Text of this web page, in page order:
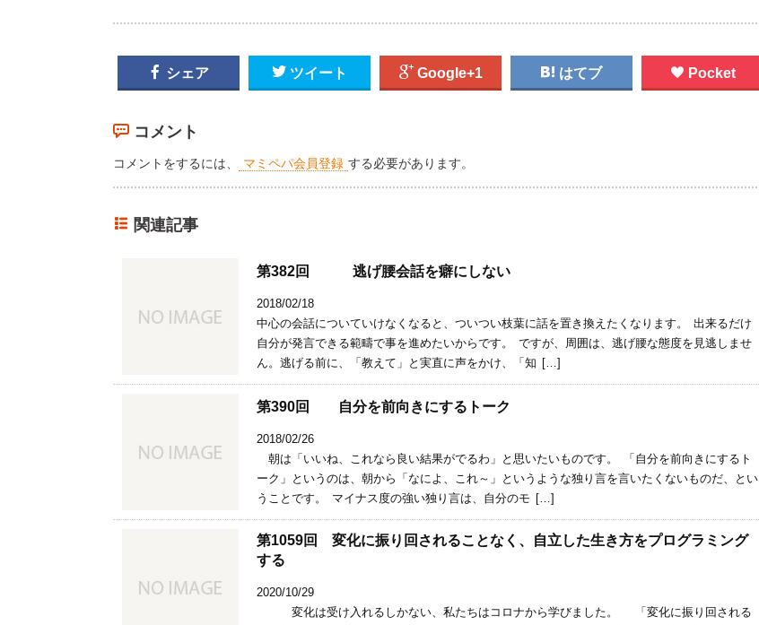
 シェア  ツイート  Google+1  はてブ  Pocket
コメント
コメントをするには、 マミペパ会員登録 する必要があります。
関連記事
第382回 逃げ腰会話を癖にしない
2018/02/18
中心の会話についていけなくなると、ついつい枝葉に話を置き換えたくなります。 出来るだけ
自分が発言できる範疇で事を進めたいからです。 ですが、周囲は、逃げ腰な態度を見逃しませ
ん。逃げる前に、「教えて」と実直に声をかけ、「知 […]
第390回 自分を前向きにするトーク
2018/02/26
朝は「いいね、これなら良い結果がでるわ」と思いたいものです。 「自分を前向きにするト
ーク」というのは、朝から「なによ、これ～」というような独り言を言いたくないものだ、とい
うことです。 マイナス度の強い独り言は、自分のモ […]
第1059回 変化に振り回されることなく、自立した生き方をプログラミング
する
2020/10/29
変化は受け入れるしかない、私たちはコロナから学びました。 「変化に振り回される